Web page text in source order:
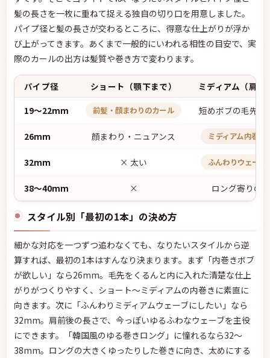
髪の長さを一枚に重ねて捉える独自の切り口を用意しました。
パイプ径と髪の長さが交わるところに、得意な仕上がりが浮か
び上がってきます。あくまで一般的にいわれる相性の目安で、実
際のカールの出方は髪質や巻き方で変わります。
パイプ径 ショート（顎下まで）
ミディアム（肩前
19〜22mm
前髪・顔まわりのカール 短めボブの毛先カ
26mm 顔まわり・ニュアンス ミディアム内巻
32mm × 太い ふんわりウェー
38〜40mm × ロング寄りのみ
スタイル別「最初の1本」の決め方
細かな対応を一つずつ追わなくても、なりたいスタイルから逆
算すれば、最初の1本はすんなり決まります。まず「内巻きボブ
が欲しい」なら26mm。毛先をくるんと内に入れた清楚な仕上
がりがつくりやすく、ショート〜ミディアムの内巻きに素直に
向きます。次に「ふんわりミディアムウェーブにしたい」なら
32mm。肩前後の長さで、今っぽいゆるふわなウェーブを主役
にできます。「韓国風のゆる巻きロング」に憧れるなら32〜
38mm。ロングの大きくゆったりした巻きに向き、太めにする